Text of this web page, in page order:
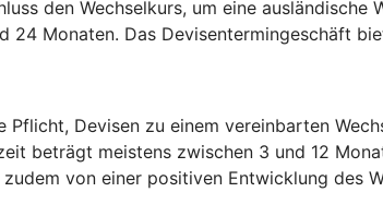
den Wechselkurs, um eine
Monaten. Das Devisentermingeschäft
Devisen zu einem vereinbarten
beträgt meistens zwischen 3 und 12
von einer positiven Entwicklung des